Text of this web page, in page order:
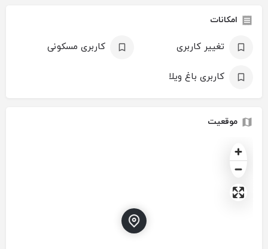
امکانات
تغییر کاربری کاربری مسکونی
کاربری باغ ویلا
موقعیت